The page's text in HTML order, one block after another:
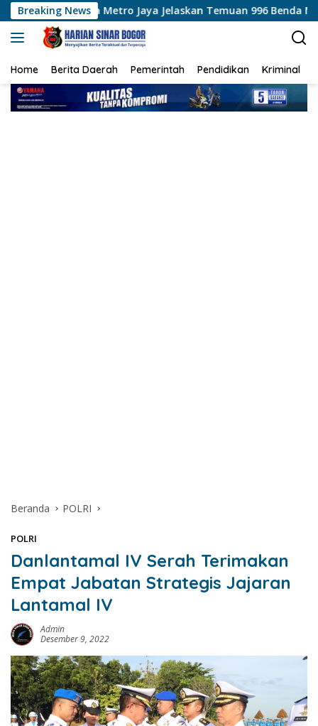
Langsung
ke
konten
Breaking News
Metro Jaya Jelaskan Temuan 996 Benda Menyerupai Senjata
Home Berita Daerah Pemerintah Pendidikan Kriminal
Beranda POLRI
POLRI
Danlantamal IV Serah Terimakan
Empat Jabatan Strategis Jajaran
Lantamal IV
Admin
Desember 9, 2022